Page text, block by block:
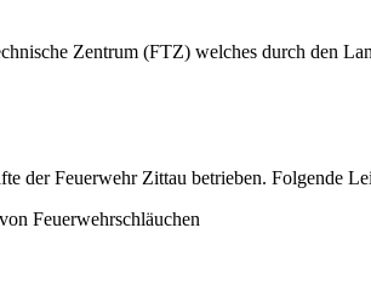
Zentrum (FTZ) welches durch den
der Feuerwehr Zittau betrieben. Folgende
Feuerwehrschläuchen